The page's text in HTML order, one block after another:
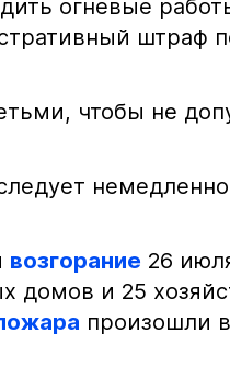
огневые
штраф
чтобы не
возгорание 26
домов и 25
произошли